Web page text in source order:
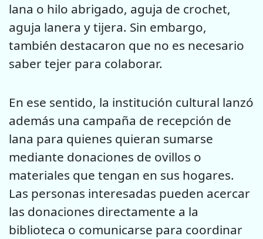
lana o hilo abrigado, aguja de crochet,
aguja lanera y tijera. Sin embargo,
también destacaron que no es necesario
saber tejer para colaborar.
En ese sentido, la institución cultural lanzó
además una campaña de recepción de
lana para quienes quieran sumarse
mediante donaciones de ovillos o
materiales que tengan en sus hogares.
Las personas interesadas pueden acercar
las donaciones directamente a la
biblioteca o comunicarse para coordinar